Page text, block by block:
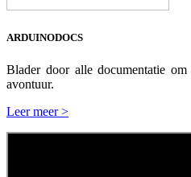
ARDUINODOCS
Blader door alle documentatie
avontuur.
Leer meer >